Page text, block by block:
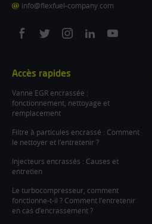
info@flexfuel-company.com
On
On
On
On
On
Accès rapides
Vanne EGR encrassée :
fonctionnement, nettoyage et
remplacement
Filtre à particules encrassé : Comment
le nettoyer et l’entretenir ?
Injecteurs encrassés : Causes et
entretien
Le turbocompresseur, comment
fonctionne-t-il ? Comment l’entretenir
en cas d’encrassement ?